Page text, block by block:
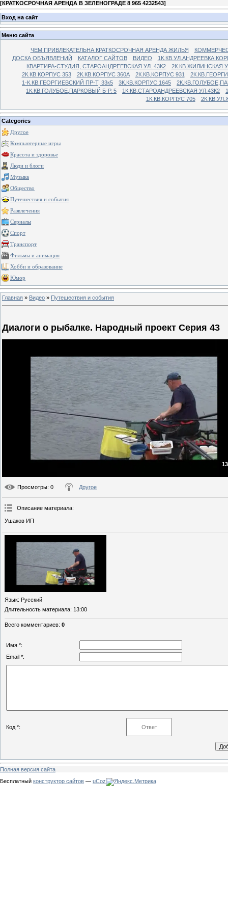
[КРАТКОСРОЧНАЯ АРЕНДА В ЗЕЛЕНОГРАДЕ 8 965 4232543]
Вход на сайт
Меню сайта
ЧЕМ ПРИВЛЕКАТЕЛЬНА КРАТКОСРОЧНАЯ АРЕНДА ЖИЛЬЯ
ДОСКА ОБЪЯВЛЕНИЙ
КАТАЛОГ САЙТОВ ВИДЕО
1К.КВ.УЛ.АНДРЕЕВКА
КВАРТИРА-СТУДИЯ, СТАРОАНДРЕЕВСКАЯ УЛ. 43К2
2К.КВ.ЖИЛИНСКАЯ
2К.КВ.КОРПУС 353
2К.КВ.КОРПУС 360А 2К.КВ.КОРПУС 931
1-К.КВ.ГЕОРГИЕВСКИЙ ПР-Т, 33к5
3К.КВ.КОРПУС 1645
1К.КВ.ГОЛУБОЕ,ПАРКОВЫЙ Б-Р. 5
1К.КВ.СТАРОАНДРЕЕВСКАЯ УЛ.43К2
1К.КВ.КОРПУС 705
Categories
Другое
Компьютерные игры
Красота и здоровье
Люди и блоги
Музыка
Общество
Путешествия и события
Развлечения
Сериалы
Спорт
Транспорт
Фильмы и анимация
Хобби и образование
Юмор
Главная » Видео » Путешествия и события
Диалоги о рыбалке. Народный проект Серия 43
Просмотры: 0 Другое
Описание материала:
Ушаков ИП
Язык: Русский
Длительность материала: 13:00
Всего комментариев: 0
Имя *:
Email *:
Код *:
Полная версия сайта
Бесплатный конструктор сайтов — uCoz